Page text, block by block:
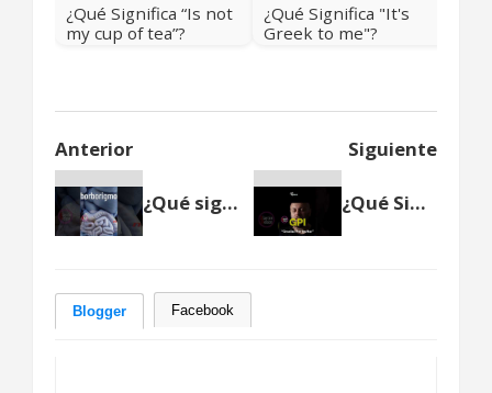
¿Qué Significa “Is not
my cup of tea”?
¿Qué Significa "It's
Greek to me"?
Anterior Siguiente
¿Qué significa borborigmo? ¿Qué Significa GPI?
Blogger Facebook